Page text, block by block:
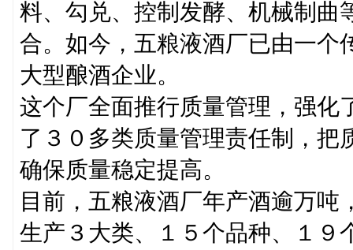
料、勾兑、控制发酵、机械制曲
合。如今，五粮液酒厂已由一个
大型酿酒企业。
这个厂全面推行质量管理，强化
了３０多类质量管理责任制，把
确保质量稳定提高。
目前，五粮液酒厂年产酒逾万
生产３大类、１５个品种、１９